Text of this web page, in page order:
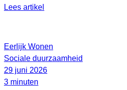
Lees artikel
Eerlijk Wonen
Sociale duurzaamheid
29 juni 2026
3 minuten